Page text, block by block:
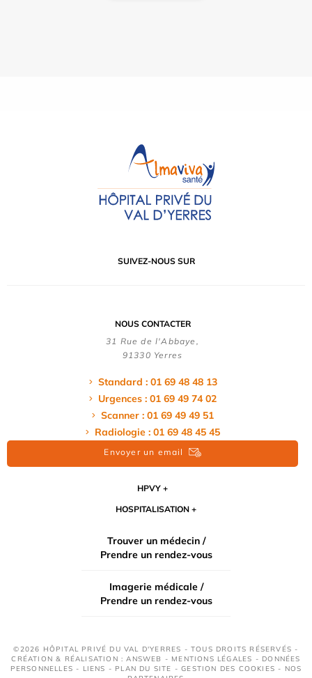
SUIVEZ-NOUS SUR
NOUS CONTACTER
31 Rue de l'Abbaye,
91330 Yerres
Standard : 01 69 48 48 13
Urgences : 01 69 49 74 02
Scanner : 01 69 49 49 51
Radiologie : 01 69 48 45 45
Envoyer un email
HPVY
HOSPITALISATION
Trouver un médecin /
Prendre un rendez-vous
Imagerie médicale /
Prendre un rendez-vous
©2026 HÔPITAL PRIVÉ DU VAL D'YERRES - TOUS DROITS RÉSERVÉS -
CRÉATION & RÉALISATION : ANSWEB - MENTIONS LÉGALES - DONNÉES
PERSONNELLES - LIENS - PLAN DU SITE -GESTION DES COOKIES - NOS